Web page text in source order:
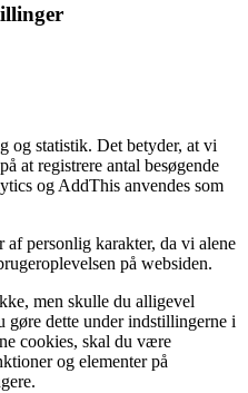
og statistik. Det betyder, at vi
at registrere antal besøgende
og AddThis anvendes som
personlig karakter, da vi alene
på websiden.
men skulle du alligevel
gøre dette under indstillingerne i
cookies, skal du være
og elementer på